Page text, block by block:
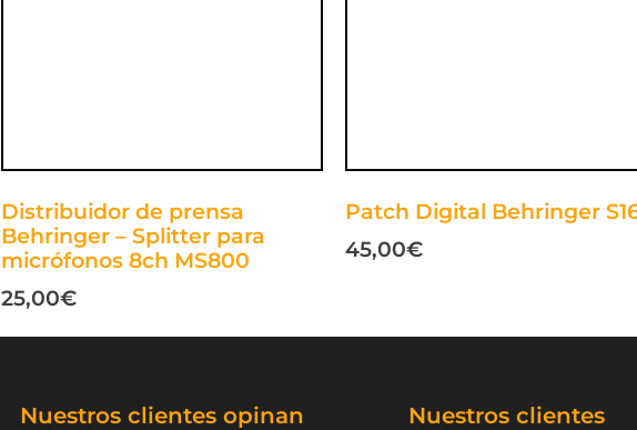
Distribuidor de prensa
Behringer – Splitter para
micrófonos 8ch MS800
25,00€
Patch Digital Behringer
45,00€
Nuestros clientes opinan Nuestros clientes